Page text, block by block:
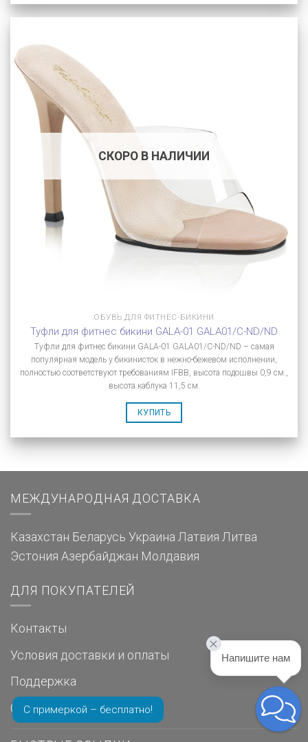
СКОРО В НАЛИЧИИ
ОБУВЬ ДЛЯ ФИТНЕС-БИКИНИ
Туфли для фитнес бикини GALA-01 GALA01/C-ND/ND
Туфли для фитнес бикини GALA-01 GALA01/C-ND/ND – самая
популярная модель у бикинисток в нежно-бежевом исполнении,
полностью соответствуют требованиям IFBB, высота подошвы 0,9 см.,
высота каблука 11,5 см.
КУПИТЬ
МЕЖДУНАРОДНАЯ ДОСТАВКА
Казахстан Беларусь Украина Латвия Литва
Эстония Азербайджан Молдавия
ДЛЯ ПОКУПАТЕЛЕЙ
Контакты
Условия доставки и оплаты
Поддержка
Отзывы о нас
С примеркой – бесплатно!
Напишите нам